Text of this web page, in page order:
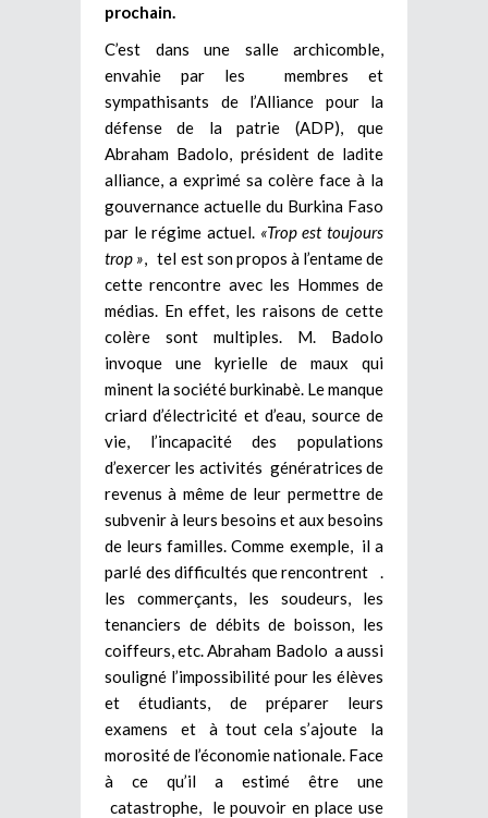
prochain.
C’est dans une salle archicomble,
envahie par les membres et
sympathisants de l’Alliance pour la
défense de la patrie (ADP), que
Abraham Badolo, président de ladite
alliance, a exprimé sa colère face à la
gouvernance actuelle du Burkina Faso
par le régime actuel. «Trop est toujours
trop » , tel est son propos à l’entame de
cette rencontre avec les Hommes de
médias. En effet, les raisons de cette
colère sont multiples. M. Badolo
invoque une kyrielle de maux qui
minent la société burkinabè. Le manque
criard d’électricité et d’eau, source de
vie, l’incapacité des populations
d’exercer les activités génératrices de
revenus à même de leur permettre de
subvenir à leurs besoins et aux besoins
de leurs familles. Comme exemple, il a
parlé des difficultés que rencontrent .
les commerçants, les soudeurs, les
tenanciers de débits de boisson, les
coiffeurs, etc. Abraham Badolo a aussi
souligné l’impossibilité pour les élèves
et étudiants, de préparer leurs
examens et à tout cela s’ajoute la
morosité de l’économie nationale. Face
à ce qu’il a estimé être une
catastrophe, le pouvoir en place use